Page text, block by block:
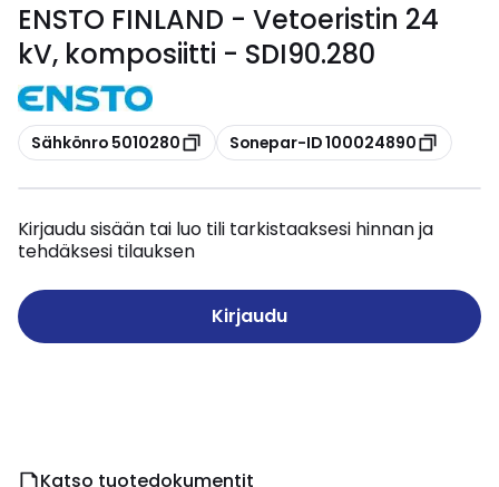
ENSTO FINLAND - Vetoeristin 24
kV, komposiitti - SDI90.280
Kopioi
Sähkönro 5010280 Kopioi
Sonepar-ID 100024890
Kirjaudu sisään tai luo tili tarkistaaksesi hinnan ja
tehdäksesi tilauksen
Kirjaudu
Katso tuotedokumentit